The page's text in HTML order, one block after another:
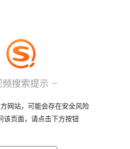
频搜索提示
网站，可能会存在安全风险
该页面，请点击下方按钮